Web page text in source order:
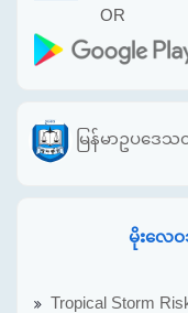
OR
မြန်မာဥပဒ
မိုးလေဝ
Tropical Storm